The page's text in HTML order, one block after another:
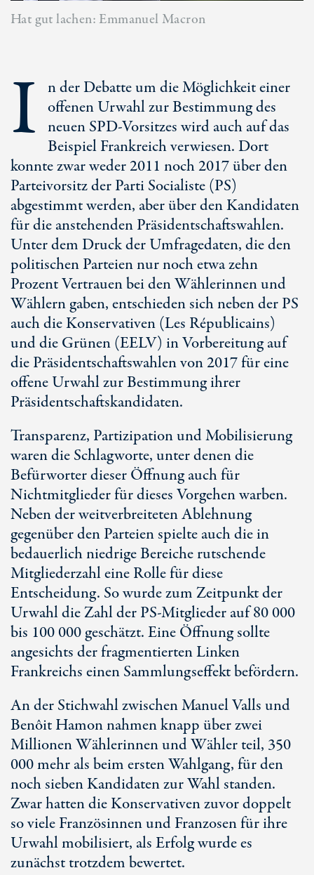
Hat gut lachen: Emmanuel Macron
I n der Debatte um die Möglichkeit einer
offenen Urwahl zur Bestimmung des
neuen SPD-Vorsitzes wird auch auf das
Beispiel Frankreich verwiesen. Dort
konnte zwar weder 2011 noch 2017 über den
Parteivorsitz der Parti Socialiste (PS)
abgestimmt werden, aber über den Kandidaten
für die anstehenden Präsidentschaftswahlen.
Unter dem Druck der Umfragedaten, die den
politischen Parteien nur noch etwa zehn
Prozent Vertrauen bei den Wählerinnen und
Wählern gaben, entschieden sich neben der PS
auch die Konservativen (Les Républicains)
und die Grünen (EELV) in Vorbereitung auf
die Präsidentschaftswahlen von 2017 für eine
offene Urwahl zur Bestimmung ihrer
Präsidentschaftskandidaten.
Transparenz, Partizipation und Mobilisierung
waren die Schlagworte, unter denen die
Befürworter dieser Öffnung auch für
Nichtmitglieder für dieses Vorgehen warben.
Neben der weitverbreiteten Ablehnung
gegenüber den Parteien spielte auch die in
bedauerlich niedrige Bereiche rutschende
Mitgliederzahl eine Rolle für diese
Entscheidung. So wurde zum Zeitpunkt der
Urwahl die Zahl der PS-Mitglieder auf 80 000
bis 100 000 geschätzt. Eine Öffnung sollte
angesichts der fragmentierten Linken
Frankreichs einen Sammlungseffekt befördern.
An der Stichwahl zwischen Manuel Valls und
Benôit Hamon nahmen knapp über zwei
Millionen Wählerinnen und Wähler teil, 350
000 mehr als beim ersten Wahlgang, für den
noch sieben Kandidaten zur Wahl standen.
Zwar hatten die Konservativen zuvor doppelt
so viele Französinnen und Franzosen für ihre
Urwahl mobilisiert, als Erfolg wurde es
zunächst trotzdem bewertet.